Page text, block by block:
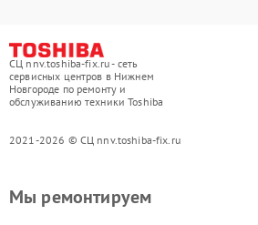
СЦ nnv.toshiba-fix.ru - сеть
сервисных центров в Нижнем
Новгороде по ремонту и
обслуживанию техники Toshiba
2021-2026 © СЦ nnv.toshiba-fix.ru
Мы ремонтируем